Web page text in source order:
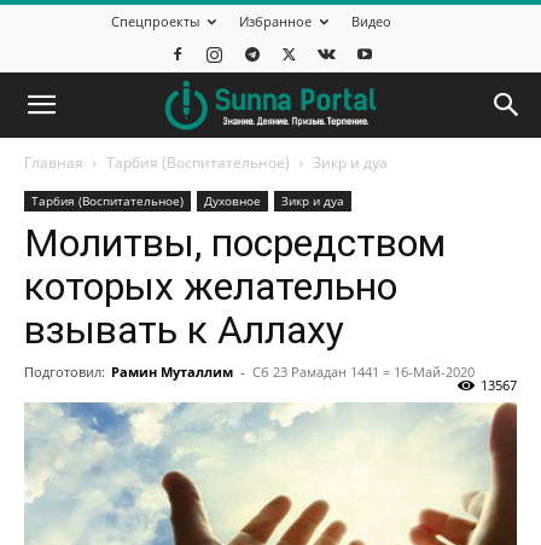
Спецпроекты Избранное Видео
Главная Тарбия (Воспитательное) Зикр и дуа
Тарбия (Воспитательное) Духовное Зикр и дуа
Молитвы, посредством
которых желательно
взывать к Аллаху
Подготовил: Рамин Муталлим - Сб 23 Рамадан 1441 = 16-Май-2020
13567